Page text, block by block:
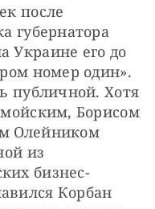
после
губернатора
Украине его до
номер один».
публичной. Хотя
Борисом
Олейником
из
бизнес-
Корбан